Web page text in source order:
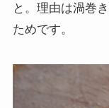
と。理由は渦巻
ためです。